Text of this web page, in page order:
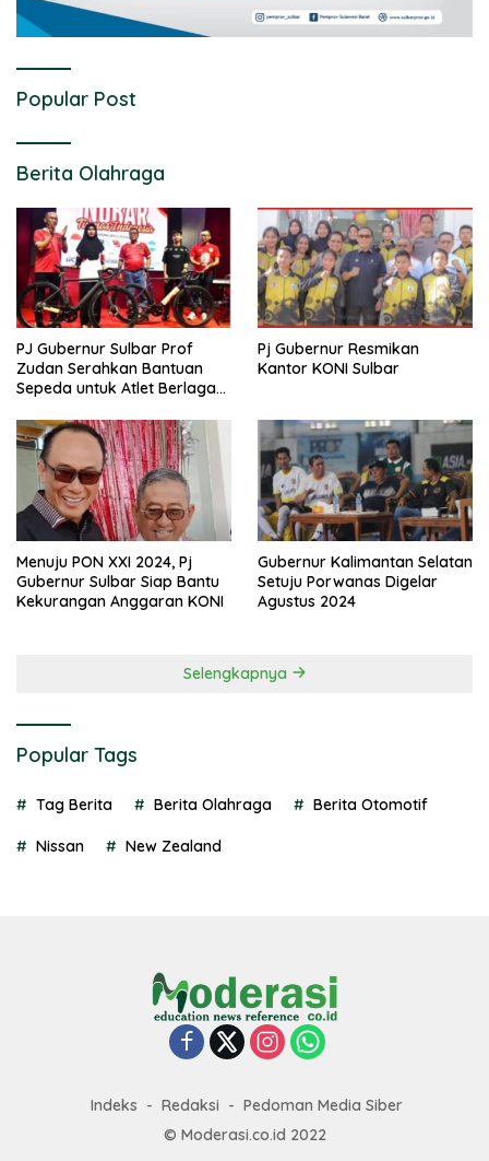
Popular Post
Berita Olahraga
PJ Gubernur Sulbar Prof
Zudan Serahkan Bantuan
Sepeda untuk Atlet Berlaga
Pj Gubernur Resmikan
Kantor KONI Sulbar
Menuju PON XXI 2024, Pj
Gubernur Sulbar Siap Bantu
Kekurangan Anggaran KONI
Gubernur Kalimantan Selatan
Setuju Porwanas Digelar
Agustus 2024
Selengkapnya
Popular Tags
Tag Berita Berita Olahraga Berita Otomotif
Nissan New Zealand
Indeks Redaksi
Pedoman Media Siber
© Moderasi.co.id 2022